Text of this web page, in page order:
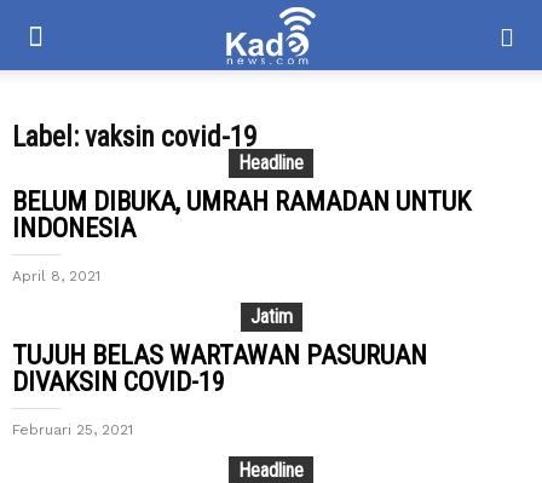
Label: vaksin covid-19
Headline
BELUM DIBUKA, UMRAH RAMADAN UNTUK
INDONESIA
April 8, 2021
Jatim
TUJUH BELAS WARTAWAN PASURUAN
DIVAKSIN COVID-19
Februari 25, 2021
Headline